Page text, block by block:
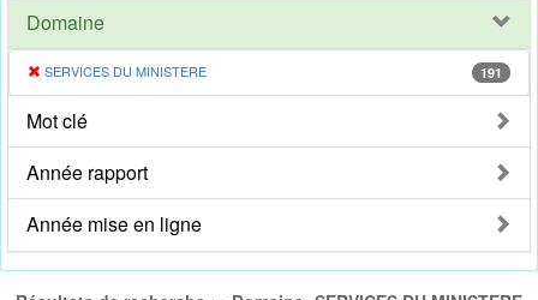
Domaine
SERVICES DU MINISTERE 191
Mot clé
Année rapport
Année mise en ligne